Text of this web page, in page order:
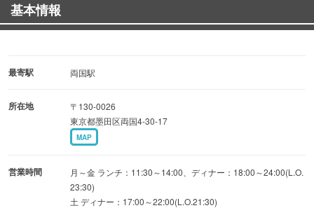
基本情報
最寄駅 両国駅
所在地
〒130-0026
東京都墨田区両国4-30-17
MAP
営業時間
月～金 ランチ：11:30～14:00、ディナー：18:00～24:00(L.O.
23:30)
土 ディナー：17:00～22:00(L.O.21:30)